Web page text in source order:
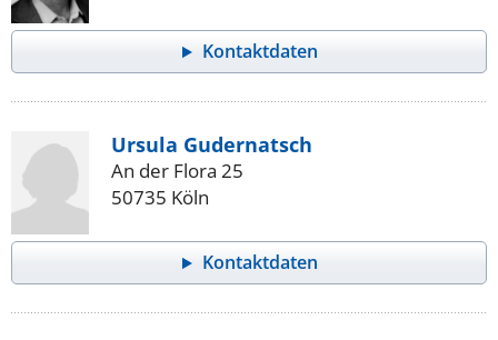
Kontaktdaten
Ursula Gudernatsch
An der Flora 25
50735 Köln
Kontaktdaten